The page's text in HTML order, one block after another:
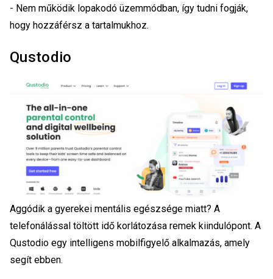
- Nem működik lopakodó üzemmódban, így tudni fogják,
hogy hozzáférsz a tartalmukhoz.
Qustodio
Aggódik a gyerekei mentális egészsége miatt? A
telefonálással töltött idő korlátozása remek kiindulópont. A
Qustodio egy intelligens mobilfigyelő alkalmazás, amely
segít ebben.